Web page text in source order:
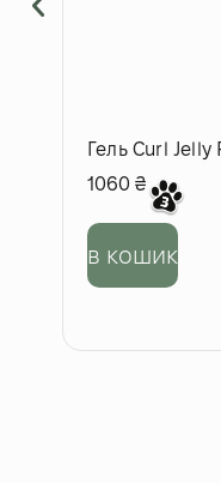
Гель Curl
1060 ₴
в кошик